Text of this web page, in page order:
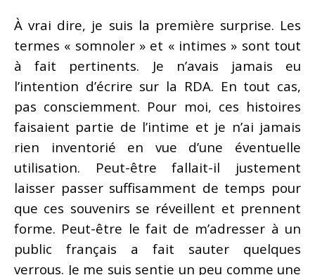
À vrai dire, je suis la première surprise. Les
termes « somnoler » et « intimes » sont tout
à fait pertinents. Je n’avais jamais eu
l’intention d’écrire sur la RDA. En tout cas,
pas consciemment. Pour moi, ces histoires
faisaient partie de l’intime et je n’ai jamais
rien inventorié en vue d’une éventuelle
utilisation. Peut-être fallait-il justement
laisser passer suffisamment de temps pour
que ces souvenirs se réveillent et prennent
forme. Peut-être le fait de m’adresser à un
public français a fait sauter quelques
verrous. Je me suis sentie un peu comme une